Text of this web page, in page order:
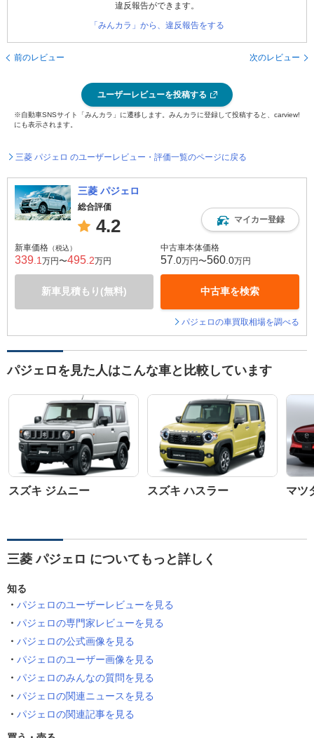
違反報告ができます。
「みんカラ」から、違反報告をする
前のレビュー 次のレビュー
ユーザーレビューを投稿する
※自動車SNSサイト「みんカラ」に遷移します。みんカラに登録して投稿すると、carview!
にも表示されます。
三菱 パジェロ のユーザーレビュー・評価一覧のページに戻る
三菱 パジェロ
総合評価
4.2 マイカー登録
新車価格 （税込）
339 .1 万円〜495 .2万円
新車見積もり(無料)
中古車本体価格
57 .0万円〜560 .0万円
中古車を検索
パジェロの車買取相場を調べる
パジェロを見た人はこんな車と比較しています
スズキ ジムニー スズキ ハスラー マツ
三菱 パジェロ についてもっと詳しく
知る
パジェロのユーザーレビューを見る
パジェロの専門家レビューを見る
パジェロの公式画像を見る
パジェロのユーザー画像を見る
パジェロのみんなの質問を見る
パジェロの関連ニュースを見る
パジェロの関連記事を見る